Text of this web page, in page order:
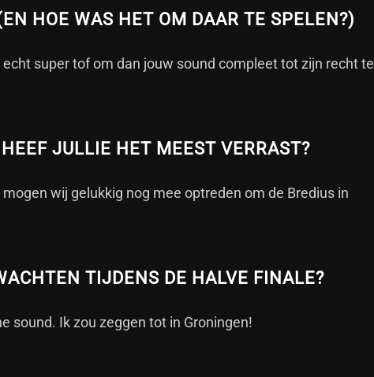
HOE WAS HET OM DAAR TE SPELEN?)
super tof om dan jouw sound compleet tot zijn recht te
JULLIE HET MEEST VERRAST?
wij gelukkig nog mee optreden om de Bredius in
TIJDENS DE HALVE FINALE?
sound. Ik zou zeggen tot in Groningen!